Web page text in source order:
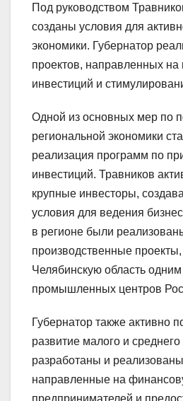
Под руководством
созданы условия для
экономики. Губернатор
проектов, направленных на
инвестиций и
Одной из основных мер по
региональной экономики
реализация программ по
инвестиций. Травников
крупные инвесторы,
условия для ведения
в регионе были
производственные
Челябинскую область
промышленных центров
Губернатор также активно
развитие малого и
разработаны и
направленные на
предпринимателей и